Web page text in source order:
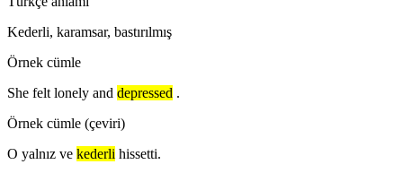
Kederli, karamsar, bastırılmış
Örnek cümle
She felt lonely and depressed .
Örnek cümle (çeviri)
O yalnız ve kederli hissetti.